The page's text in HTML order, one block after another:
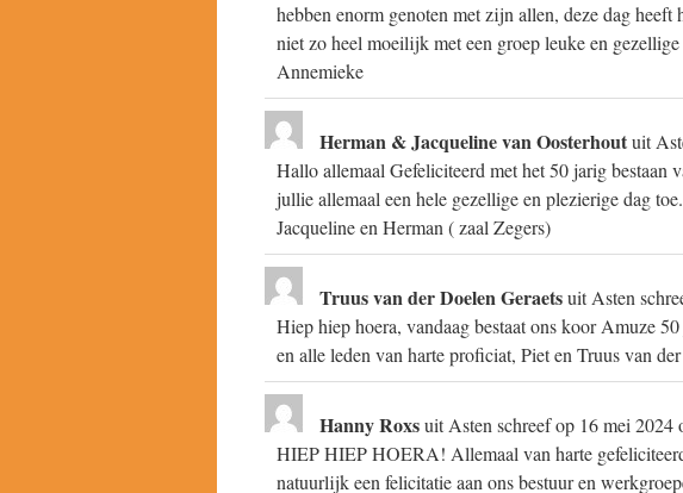
hebben enorm genoten met zijn allen, deze dag
niet zo heel moeilijk met een groep leuke en
Annemieke
Herman & Jacqueline van Oosterhoutuit
Hallo allemaal Gefeliciteerd met het 50 jarig
jullie allemaal een hele gezellige en plezierige dag
Jacqueline en Herman ( zaal Zegers)
Truus van der Doelen Geraetsuit Asten
Hiep hiep hoera, vandaag bestaat ons koor Amuze
en alle leden van harte proficiat, Piet en Truus van
Hanny Roxsuit Asten schreef op 16 mei 2024
HIEP HIEP HOERA! Allemaal van harte
natuurlijk een felicitatie aan ons bestuur en